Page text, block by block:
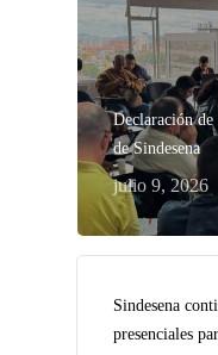
Declaración
de Sindesena
julio 9, 2026
Sindesena
presenciales